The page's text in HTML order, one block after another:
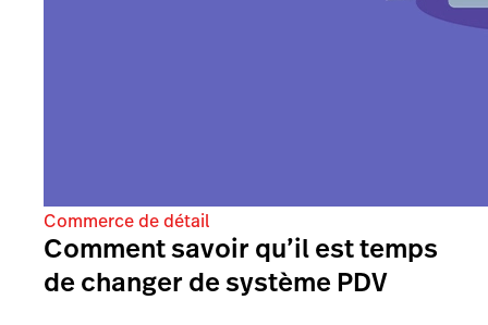
Commerce de détail
Comment savoir qu’il est temps
de changer de système PDV